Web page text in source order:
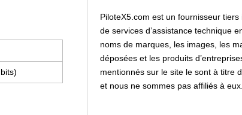
PiloteX5.com est un fournisseur tiers
de services d’assistance technique
noms de marques, les images, les
déposées et les produits
mentionnés sur le site le sont à titre
et nous ne sommes pas affiliés à eux.